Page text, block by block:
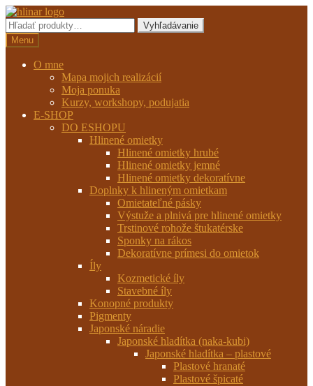
Preskočiť
na
navigáciu
Preskočiť
na
obsah
Hľadať:
Vyhľadávanie
Menu
O mne
Mapa mojich realizácií
Moja ponuka
Kurzy, workshopy, podujatia
E-SHOP
DO ESHOPU
Hlinené omietky
Hlinené omietky hrubé
Hlinené omietky jemné
Hlinené omietky dekoratívne
Doplnky k hlineným omietkam
Omietateľné pásky
Výstuže a plnivá pre hlinené omietky
Trstinové rohože štukatérske
Sponky na rákos
Dekoratívne prímesi do omietok
Íly
Kozmetické íly
Stavebné íly
Konopné produkty
Pigmenty
Japonské náradie
Japonské hladítka (naka-kubi)
Japonské hladítka – plastové
Plastové hranaté
Plastové špicaté